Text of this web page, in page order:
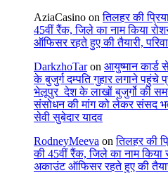
AziaCasino onतिलहर की
45वीं रैंक, जिले का नाम किया
ऑफिसर रहते हुए की तैयारी,
DarkzhoTaron आयुष्मान कार्ड
के बुजुर्ग दम्पति गुहार लगाने पहुंचे
भेलूपुर_देश के लाखों बुजुर्गो की
संसोधन की मांग को लेकर संसद
सेवी सुबेदार यादव
RodneyMeeva onतिलहर की
की 45वीं रैंक, जिले का नाम किया
अकाउंट ऑफिसर रहते हुए की